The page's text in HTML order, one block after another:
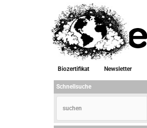
Biozertifikat
Newsletter
Schnellsuche